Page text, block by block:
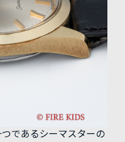
であるシーマスターの